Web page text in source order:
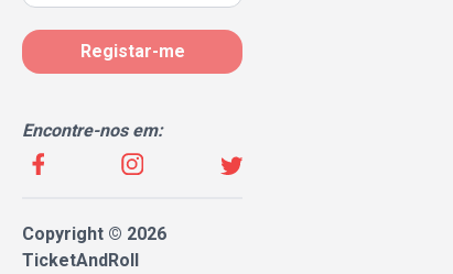
Registar-me
Encontre-nos em:
Copyright © 2026
TicketAndRoll